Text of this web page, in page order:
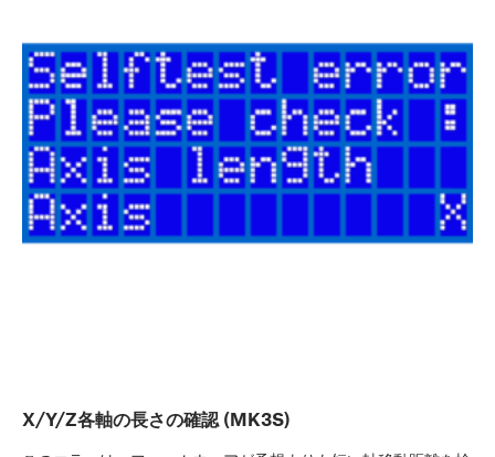
X/Y/Z各軸の長さの確認 (MK3S)